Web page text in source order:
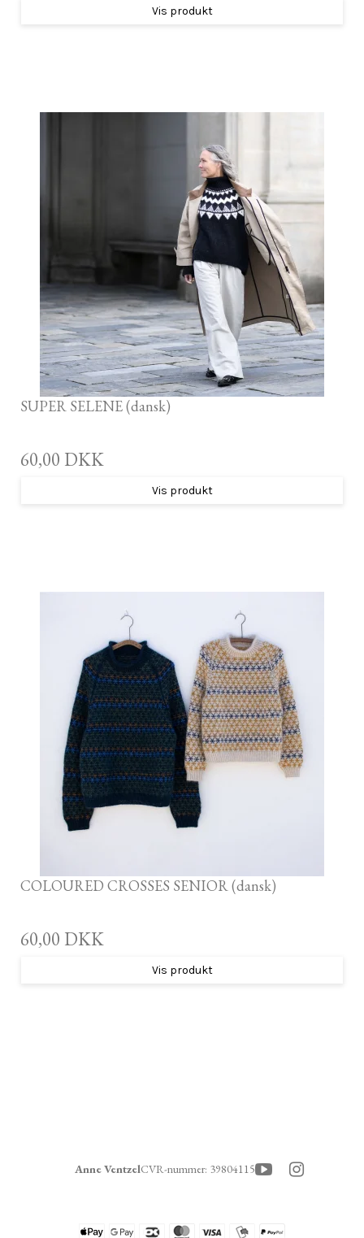
Vis produkt
SUPER SELENE (dansk)
60,00 DKK
Vis produkt
COLOURED CROSSES SENIOR (dansk)
60,00 DKK
Vis produkt
Anne VentzelCVR-nummer: 39804115